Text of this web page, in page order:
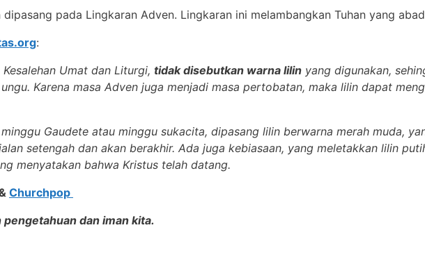
pada Lingkaran Adven. Lingkaran ini melambangkan Tuhan yang
:
Umat dan Liturgi, tidak disebutkan warna lilin yang digunakan,
Karena masa Adven juga menjadi masa pertobatan, maka lilin dapat
Gaudete atau minggu sukacita, dipasang lilin berwarna merah muda,
setengah dan akan berakhir. Ada juga kebiasaan, yang meletakkan lilin
menyatakan bahwa Kristus telah datang.
Churchpop
dan iman kita.